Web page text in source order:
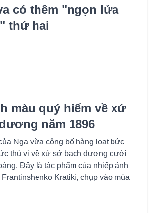
có thêm "ngọn lửa
thứ hai
màu quý hiếm về xứ
năm 1896
Nga vừa công bố hàng loạt bức
thú vị về xứ sở bạch dương dưới
Đây là tác phẩm của nhiếp ảnh
Kratiki, chụp vào mùa